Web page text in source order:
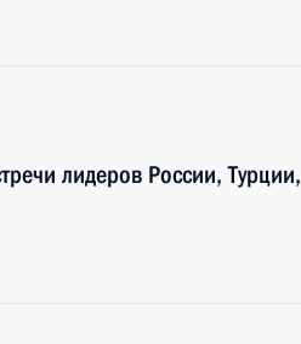
лидеров России, Турции,